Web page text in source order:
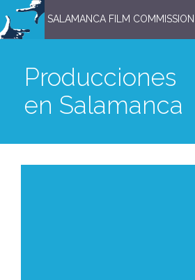
SALAMANCA FILM COMMISSION
Producciones
en Salamanca